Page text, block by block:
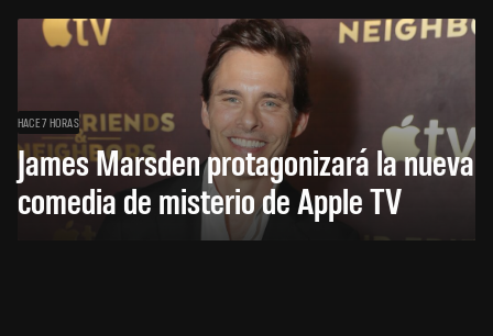
HACE 7 HORAS
James Marsden protagonizará la nueva
comedia de misterio de Apple TV